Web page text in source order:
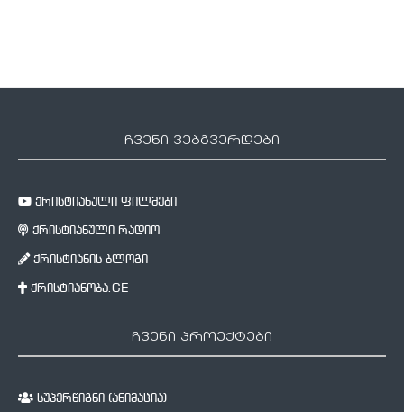
ჩვენი ვებგვერდები
ქრისტიანული ფილმები
ქრისტიანული რადიო
ქრისტიანის ბლოგი
ქრისტიანობა.GE
ჩვენი პროექტები
სუპერწიგნი (ანიმაცია)